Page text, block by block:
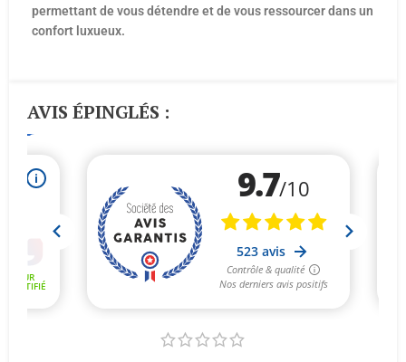
permettant de vous détendre et de vous ressourcer dans un
confort luxueux.
AVIS ÉPINGLÉS :